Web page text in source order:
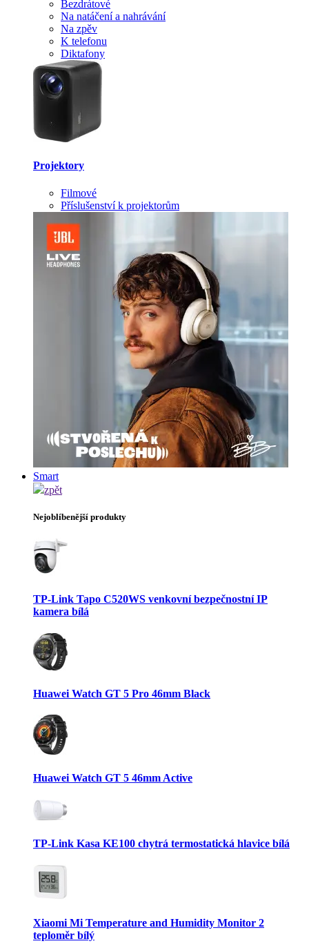
Bezdrátové
Na natáčení a nahrávání
Na zpěv
K telefonu
Diktafony
Projektory
Filmové
Příslušenství k projektorům
Smart
zpět
Nejoblíbenější produkty
TP-Link Tapo C520WS venkovní bezpečnostní IP
kamera bílá
Huawei Watch GT 5 Pro 46mm Black
Huawei Watch GT 5 46mm Active
TP-Link Kasa KE100 chytrá termostatická hlavice bílá
Xiaomi Mi Temperature and Humidity Monitor 2
teploměr bílý